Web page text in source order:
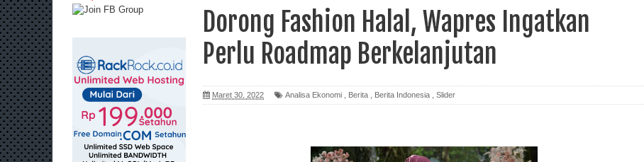
Dorong Fashion Halal, Wapres Ingatkan
Perlu Roadmap Berkelanjutan
Maret 30, 2022 Analisa Ekonomi Berita Berita Indonesia Slider